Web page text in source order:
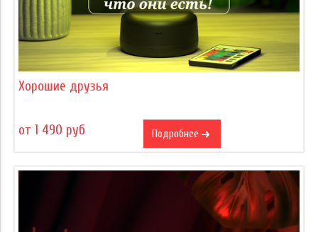
Хорошие друзья
от 1 490 руб Подробнее